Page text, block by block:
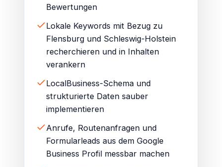
Bewertungen
Lokale Keywords mit Bezug zu
Flensburg und Schleswig-Holstein
recherchieren und in Inhalten
verankern
LocalBusiness-Schema und
strukturierte Daten sauber
implementieren
Anrufe, Routenanfragen und
Formularleads aus dem Google
Business Profil messbar machen